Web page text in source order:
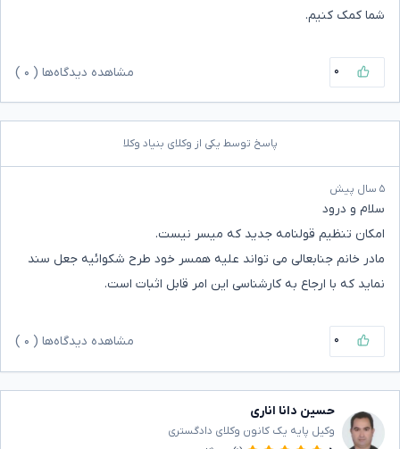
شما کمک کنیم.
۰ مشاهده دیدگاه‌ها ( ۰
پاسخ توسط یکی از وکلای بنیاد وکلا
۵ سال پیش
سلام و درود
امکان تنظیم قولنامه جدید که میسر نیست.
مادر خانم جنابعالی می تواند علیه همسر خود طرح شکوائیه جعل سند
نماید که با ارجاع به کارشناسی این امر قابل اثبات است.
۰ مشاهده دیدگاه‌ها ( ۰
حسین دانا اناری
وکیل پایه یک کانون وکلای دادگستری